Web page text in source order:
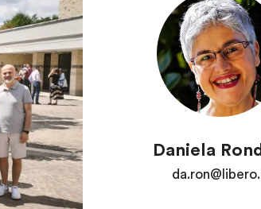
Daniela